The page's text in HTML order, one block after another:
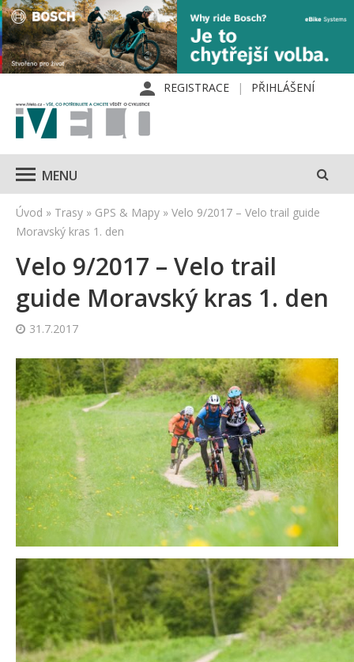
REGISTRACE PŘIHLÁŠENÍ
MENU
Úvod » Trasy » GPS & Mapy » Velo 9/2017 – Velo trail guide
Moravský kras 1. den
Velo 9/2017 – Velo trail
guide Moravský kras 1. den
31.7.2017